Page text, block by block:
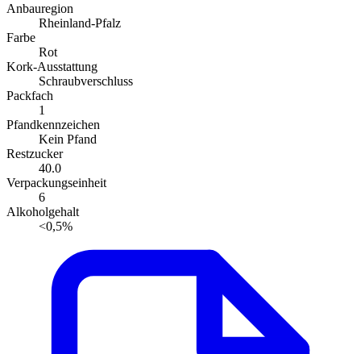
Anbauregion
Rheinland-Pfalz
Farbe
Rot
Kork-Ausstattung
Schraubverschluss
Packfach
1
Pfandkennzeichen
Kein Pfand
Restzucker
40.0
Verpackungseinheit
6
Alkoholgehalt
<0,5%